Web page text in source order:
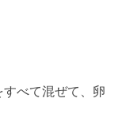
べて混ぜて、卵